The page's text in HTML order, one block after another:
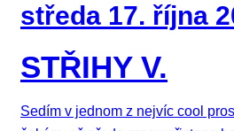
středa 17. října
STŘIHY V.
Sedím v jednom z nejvíc cool